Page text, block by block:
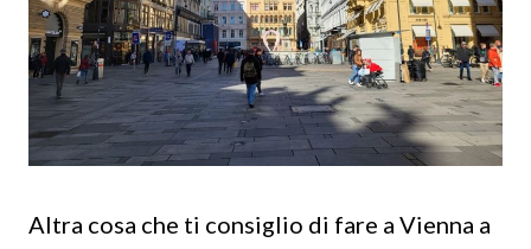
Altra cosa che ti consiglio di fare a Vienna a